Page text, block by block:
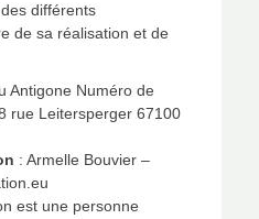
des différents
de sa réalisation et de
Antigone Numéro de
rue Leitersperger 67100
: Armelle Bouvier –
est une personne